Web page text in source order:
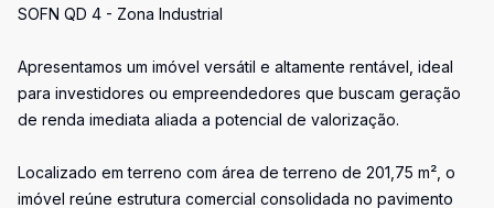
SOFN QD 4 - Zona Industrial
Apresentamos um imóvel versátil e altamente rentável, ideal
para investidores ou empreendedores que buscam geração
de renda imediata aliada a potencial de valorização.
Localizado em terreno com área de terreno de 201,75 m², o
imóvel reúne estrutura comercial consolidada no pavimento